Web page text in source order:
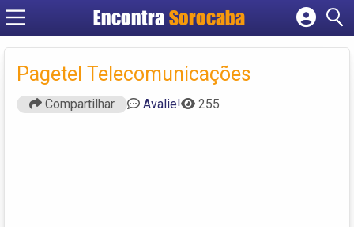
EncontraSorocaba
Cadastrar empresa
Criar conta
Pagetel Telecomunicações
Compartilhar Avalie! 255